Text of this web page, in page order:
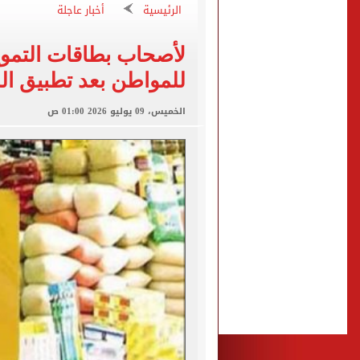
الأهلي ينهي مرانه
الزمالك يبلغ 4 لاعبين بعدم التواجد مع الفريق الأول بالموسم الجديد
محمد صلاح يتلقى هدية
سيلتيك الاسكتلندى يضع
الرئيسية أخبار عاجلة
لأصحاب بطاقات
للمواطن بعد تطبيق
الخميس، 09 يوليو 2026 01:00 ص